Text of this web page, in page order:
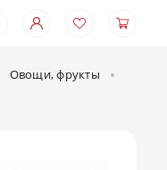
Овощи, фрукты